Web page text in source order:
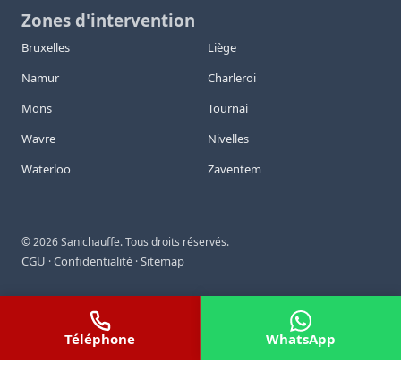
Zones d'intervention
Bruxelles
Liège
Namur
Charleroi
Mons
Tournai
Wavre
Nivelles
Waterloo
Zaventem
©2026Sanichauffe. Tous droits réservés.
CGU ·Confidentialité ·Sitemap